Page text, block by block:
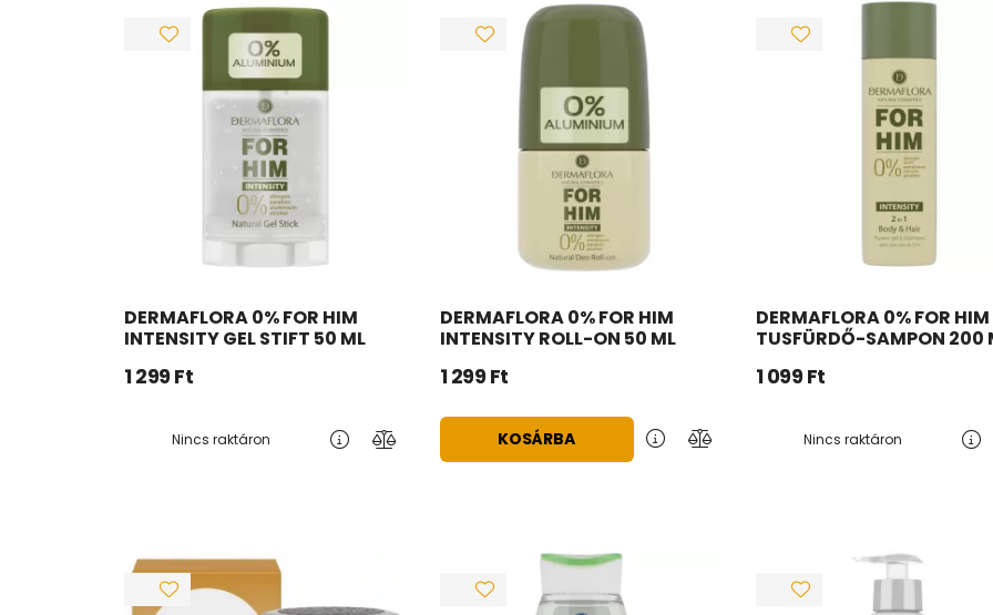
DERMAFLORA 0% FOR HIM
INTENSITY GEL STIFT 50 ML
1 299Ft
Nincs raktáron
DERMAFLORA 0% FOR HIM
INTENSITY ROLL-ON 50 ML
1 299Ft
KOSÁRBA
DERMAFLORA 0% FOR HIM
TUSFÜRDŐ-SAMPON 200
1 099Ft
Nincs raktáron